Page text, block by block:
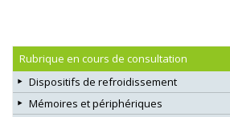
Rubrique en cours de consultation
Dispositifs de refroidissement
Mémoires et périphériques